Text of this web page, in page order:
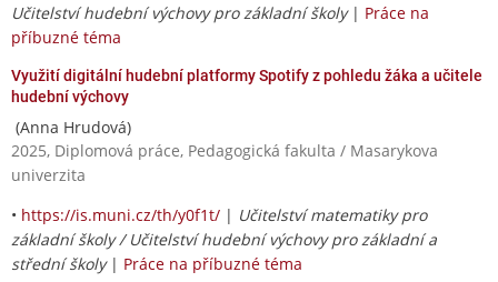
Učitelství hudební výchovy pro základní školy| Práce na
příbuzné téma
Využití digitální hudební platformy Spotify z pohledu žáka a učitele
hudební výchovy
(Anna Hrudová)
2025, Diplomová práce, Pedagogická fakulta / Masarykova
univerzita
• https://is.muni.cz/th/y0f1t/ | Učitelství matematiky pro
základní školy / Učitelství hudební výchovy pro základní a
střední školy| Práce na příbuzné téma